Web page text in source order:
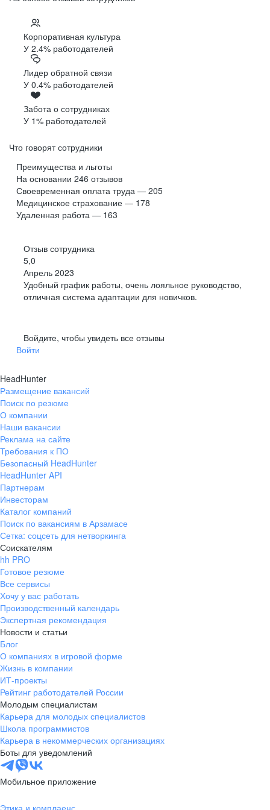
Корпоративная культура
У 2.4% работодателей
Лидер обратной связи
У 0.4% работодателей
Забота о сотрудниках
У 1% работодателей
Что говорят сотрудники
Преимущества и льготы
На основании 246 отзывов
Своевременная оплата труда — 205
Медицинское страхование — 178
Удаленная работа — 163
Отзыв сотрудника
5,0
Апрель 2023
Удобный график работы, очень лояльное руководство,
отличная система адаптации для новичков.
Войдите, чтобы увидеть все отзывы
Войти
HeadHunter
Размещение вакансий
Поиск по резюме
О компании
Наши вакансии
Реклама на сайте
Требования к ПО
Безопасный HeadHunter
HeadHunter API
Партнерам
Инвесторам
Каталог компаний
Поиск по вакансиям в Арзамасе
Сетка: соцсеть для нетворкинга
Соискателям
hh PRO
Готовое резюме
Все сервисы
Хочу у вас работать
Производственный календарь
Экспертная рекомендация
Новости и статьи
Блог
О компаниях в игровой форме
Жизнь в компании
ИТ-проекты
Рейтинг работодателей России
Молодым специалистам
Карьера для молодых специалистов
Школа программистов
Карьера в некоммерческих организациях
Боты для уведомлений
Мобильное приложение